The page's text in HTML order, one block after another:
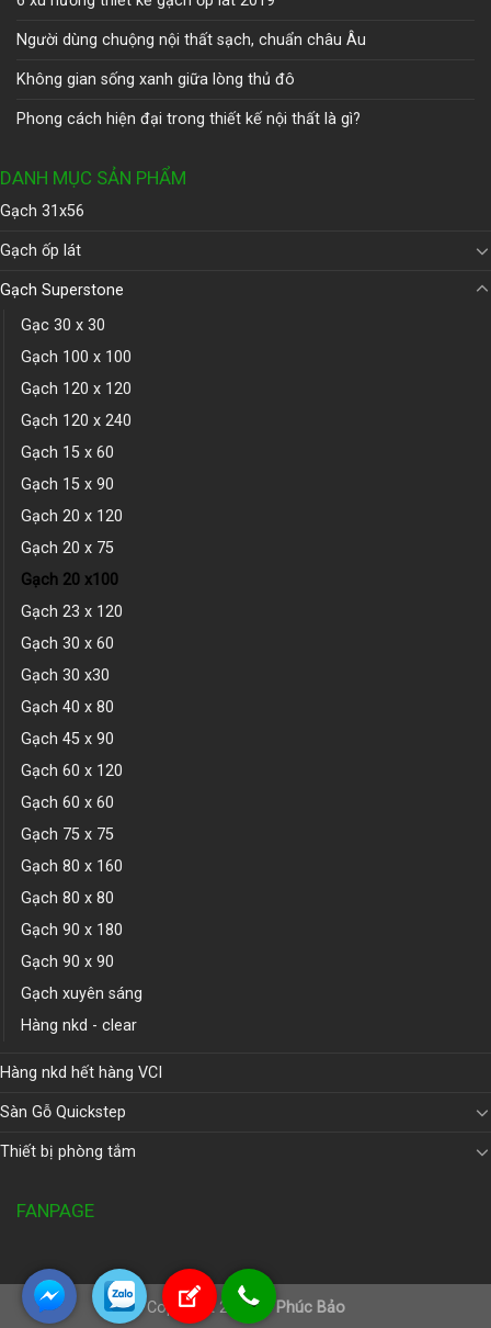
Người dùng chuộng nội thất sạch, chuẩn châu Âu
Không gian sống xanh giữa lòng thủ đô
Phong cách hiện đại trong thiết kế nội thất là gì?
DANH MỤC SẢN PHẨM
Gạch 31x56
Gạch ốp lát
Gạch Superstone
Gạc 30 x 30
Gạch 100 x 100
Gạch 120 x 120
Gạch 120 x 240
Gạch 15 x 60
Gạch 15 x 90
Gạch 20 x 120
Gạch 20 x 75
Gạch 20 x100
Gạch 23 x 120
Gạch 30 x 60
Gạch 30 x30
Gạch 40 x 80
Gạch 45 x 90
Gạch 60 x 120
Gạch 60 x 60
Gạch 75 x 75
Gạch 80 x 160
Gạch 80 x 80
Gạch 90 x 180
Gạch 90 x 90
Gạch xuyên sáng
Hàng nkd - clear
Hàng nkd hết hàng VCI
Sàn Gỗ Quickstep
Thiết bị phòng tắm
FANPAGE
Copyright 2026 ©Phúc Bảo